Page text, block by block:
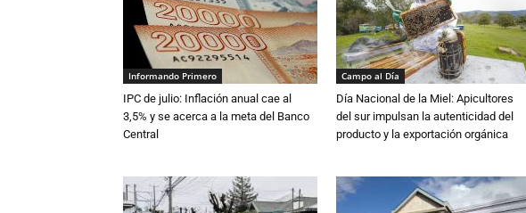
Informando Primero
IPC de julio: Inflación anual cae al
3,5% y se acerca a la meta del Banco
Central
Campo al Día
Día Nacional de la Miel: Apicultores
del sur impulsan la autenticidad del
producto y la exportación orgánica